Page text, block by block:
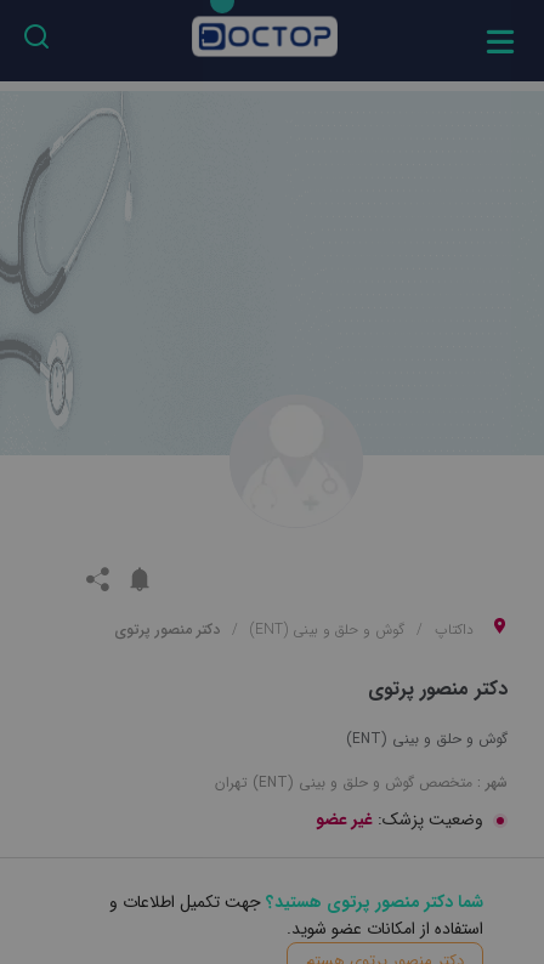
داکتاپ گوش و حلق و بینی (ENT) دکتر منصور پرتوی
دکتر منصور پرتوی
گوش و حلق و بینی (ENT)
شهر : متخصص گوش و حلق و بینی (ENT) تهران
وضعیت پزشک: غیر عضو
شما دکتر منصور پرتوی هستید؟جهت تکمیل اطلاعات و
استفاده از امکانات عضو شوید.